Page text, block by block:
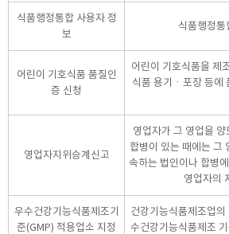
식품행정통합 사용자 정
보
식품행정통
어린이 기호식품 품질인
증 신청
어린이 기호식품을 제
식품 용기ㆍ포장 등에
영업자지위승계신고
영업자가 그 영업을
합병이 있는 때에는 그
속하는 법인이나 합병
영업자의
우수건강기능식품제조기
준(GMP) 적용업소 지정
건강기능식품제조업
수건강기능식품제조